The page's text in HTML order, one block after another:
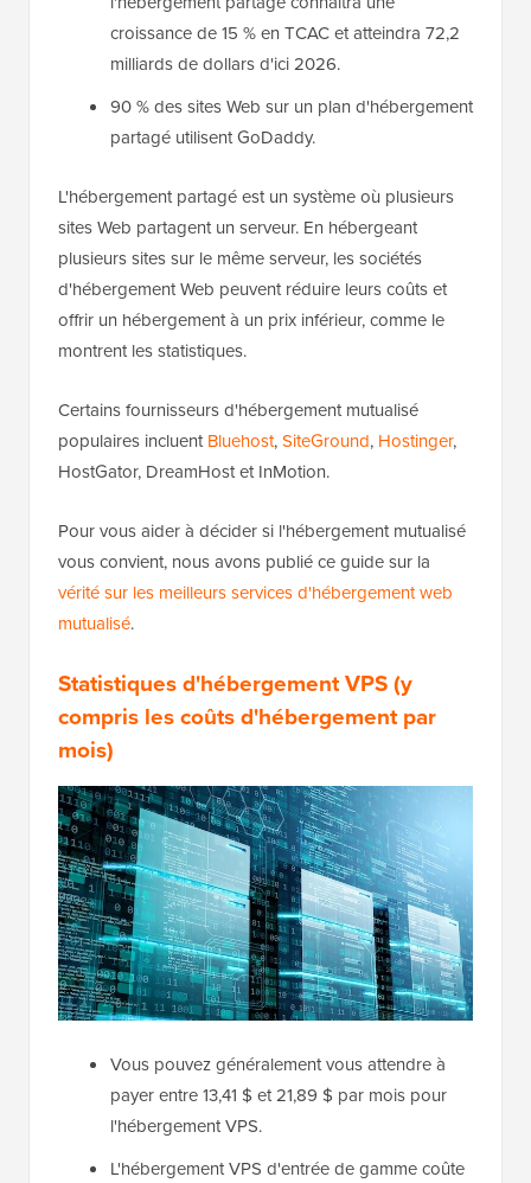
croissance de 15 % en TCAC et atteindra 72,2
milliards de dollars d'ici 2026.
90 % des sites Web sur un plan d'hébergement
partagé utilisent GoDaddy.
L'hébergement partagé est un système où plusieurs
sites Web partagent un serveur. En hébergeant
plusieurs sites sur le même serveur, les sociétés
d'hébergement Web peuvent réduire leurs coûts et
offrir un hébergement à un prix inférieur, comme le
montrent les statistiques.
Certains fournisseurs d'hébergement mutualisé
populaires incluentBluehost,SiteGround, Hostinger,
HostGator, DreamHost et InMotion.
Pour vous aider à décider si l'hébergement mutualisé
vous convient, nous avons publié ce guide sur la
vérité sur les meilleurs services d'hébergement web
mutualisé.
Statistiques d'hébergement VPS (y
compris les coûts d'hébergement par
mois)
Vous pouvez généralement vous attendre à
payer entre 13,41 $ et 21,89 $ par mois pour
l'hébergement VPS.
L'hébergement VPS d'entrée de gamme coûte